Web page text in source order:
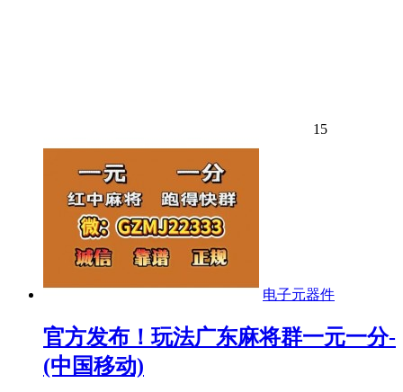
15
电子元器件
官方发布！玩法广东麻将群一元一分-
(中国移动)